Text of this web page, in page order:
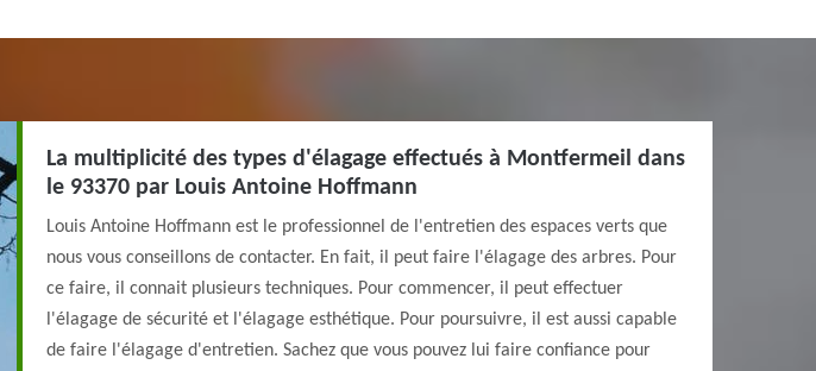
La multiplicité des types d'élagage effectués à Montfermeil dans
le 93370 par Louis Antoine Hoffmann
Louis Antoine Hoffmann est le professionnel de l'entretien des espaces verts que
nous vous conseillons de contacter. En fait, il peut faire l'élagage des arbres. Pour
ce faire, il connait plusieurs techniques. Pour commencer, il peut effectuer
l'élagage de sécurité et l'élagage esthétique. Pour poursuivre, il est aussi capable
de faire l'élagage d'entretien. Sachez que vous pouvez lui faire confiance pour